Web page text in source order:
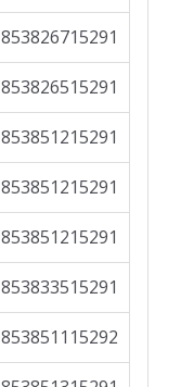
853826715291
853826515291
853851215291
853851215291
853851215291
853833515291
853851115292